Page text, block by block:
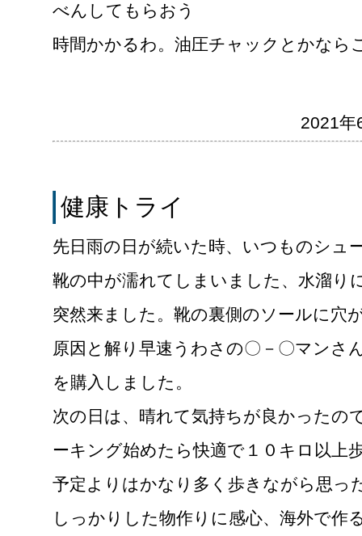
べんしてもらおう
時間かかるわ。油圧チャックとかなら
2021年
健康トライ
先日雨の日が続いた時、いつものシュ
靴の中が濡れてしまいました、水溜り
突然来ました。靴の裏側のソールに穴
原因と解り早速うわさの〇－〇マンさ
を購入しました。
次の日は、晴れて気持ちが良かったの
ーキング始めたら快適で１０キロ以上
予定よりはかなり多く歩きながら思っ
しっかりした物作りに感心、海外で作